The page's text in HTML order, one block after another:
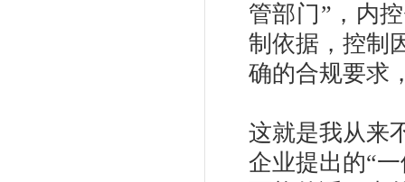
管部门”，内
制依据，控制
确的合规要求
这就是我从来
企业提出的“